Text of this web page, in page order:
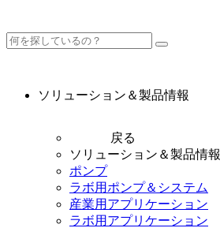
ソリューション＆製品情報
戻る
ソリューション＆製品情報
ポンプ
ラボ用ポンプ＆システム
産業用アプリケーション
ラボ用アプリケーション